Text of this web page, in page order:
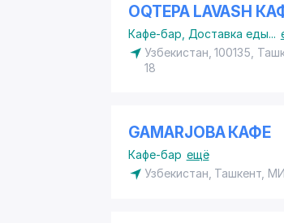
OQTEPA LAVASH
Кафе-бар Доставка еды...
Узбекистан, 100135,
18
GAMARJOBA КАФЕ
Кафе-бар ещё
Узбекистан, Ташкент,